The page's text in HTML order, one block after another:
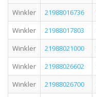
Winkler 21988016736
Winkler
21988017803
Winkler
21988021000
Winkler
21988026602
Winkler
21988026700